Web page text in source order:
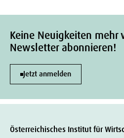
Keine Neuigkeiten mehr
Newsletter abonnieren!
Jetzt anmelden
Österreichisches Institut für